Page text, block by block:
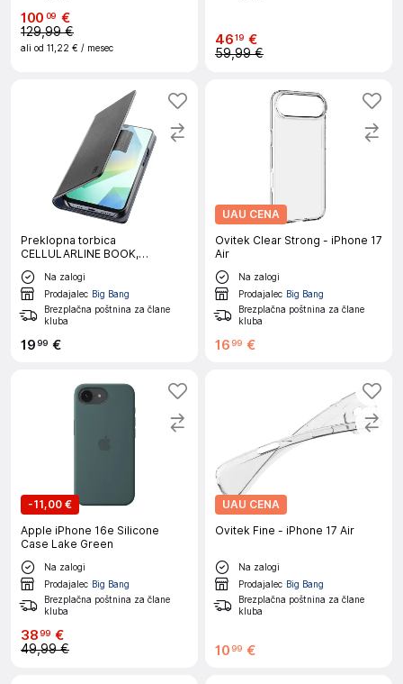
100 09 €
129,99 €
ali od 11,22 € / mesec 4619 €
59,99 €
Preklopna torbica
CELLULARLINE BOOK,
Samsung Galaxy A17 / A17 5G,
črna
Na zalogi
Prodajalec Big Bang
Brezplačna poštnina za člane
kluba
1999 €
UAU CENA
Ovitek Clear Strong - iPhone 17
Air
Na zalogi
Prodajalec Big Bang
Brezplačna poštnina za člane
kluba
16 99 €
-11,00 €
Apple iPhone 16e Silicone
Case Lake Green
Na zalogi
Prodajalec Big Bang
Brezplačna poštnina za člane
kluba
3899 €
49,99 €
UAU CENA
Ovitek Fine - iPhone 17 Air
Na zalogi
Prodajalec Big Bang
Brezplačna poštnina za člane
kluba
10 99 €